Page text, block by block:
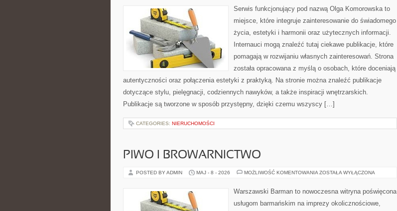
Serwis funkcjonujący pod nazwą Olga Komorowska to
miejsce, które integruje zainteresowanie do świadomego
życia, estetyki i harmonii oraz użytecznych informacji.
Internauci mogą znaleźć tutaj ciekawe publikacje, które
pomagają w rozwijaniu własnych zainteresowań. Strona
została opracowana z myślą o osobach, które doceniają
autentyczności oraz połączenia estetyki z praktyką. Na stronie można znaleźć publikacje
dotyczące stylu, pielęgnacji, codziennych nawyków, a także inspiracji wnętrzarskich.
Publikacje są tworzone w sposób przystępny, dzięki czemu wszyscy […]
CATEGORIES: NIERUCHOMOŚCI
PIWO I BROWARNICTWO
POSTED BY ADMIN MAJ - 8 - 2026 MOŻLIWOŚĆ KOMENTOWANIA PIWO
ZOSTAŁA WYŁĄCZONA
Warszawski Barman to nowoczesna witryna poświęcona
usługom barmańskim na imprezy okolicznościowe,